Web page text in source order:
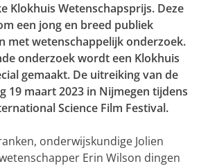
Klokhuis Wetenschapsprijs. Deze
een jong en breed publiek
met wetenschappelijk onderzoek.
onderzoek wordt een Klokhuis
gemaakt. De uitreiking van de
19 maart 2023 in Nijmegen tijdens
Science Film Festival.
onderwijskundige Jolien
Erin Wilson dingen